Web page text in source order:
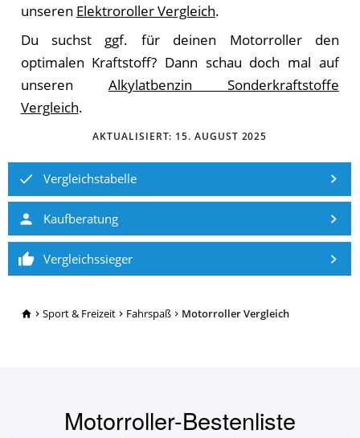
TopRatgeber24.de
Sport & Freizeit Fahrspaß Motorroller Vergleich
unseren Elektroroller Vergleich.
Du suchst ggf. für deinen Motorroller den
optimalen Kraftstoff? Dann schau doch mal auf
unseren Alkylatbenzin Sonderkraftstoffe
Vergleich.
AKTUALISIERT: 15. AUGUST 2025
Vergleichstabelle
Kaufberatung
Vergleichssieger
Motorroller-Bestenliste